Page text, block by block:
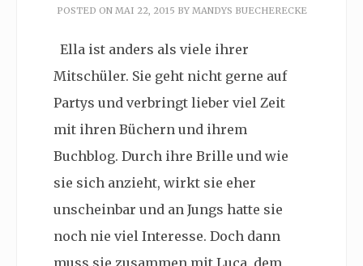
POSTED ON MAI 22, 2015 BY MANDYS BUECHERECKE
Ella ist anders als viele ihrer
Mitschüler. Sie geht nicht gerne auf
Partys und verbringt lieber viel Zeit
mit ihren Büchern und ihrem
Buchblog. Durch ihre Brille und wie
sie sich anzieht, wirkt sie eher
unscheinbar und an Jungs hatte sie
noch nie viel Interesse. Doch dann
muss sie zusammen mit Luca, dem